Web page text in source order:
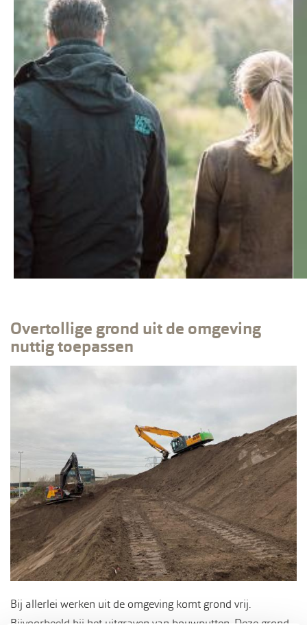
Overtollige grond uit de omgeving
nuttig toepassen
Bij allerlei werken uit de omgeving komt grond vrij.